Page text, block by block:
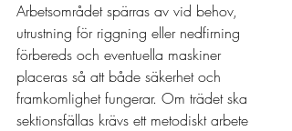
Arbetsområdet spärras av vid behov,
utrustning för riggning eller nedfirning
förbereds och eventuella maskiner
placeras så att både säkerhet och
framkomlighet fungerar. Om trädet ska
sektionsfällas krävs ett metodiskt arbete